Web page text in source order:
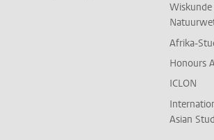
Wiskunde
Afrika-
Honours
ICLON
Asian